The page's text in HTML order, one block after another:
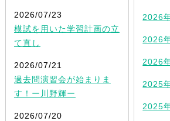
2026/07/23
模試を用いた学習計画の立
て直し
2026/07/21
過去問演習会が始まりま
す！ー川野輝ー
2026/07/20
2026
2026
2026
2025
2025